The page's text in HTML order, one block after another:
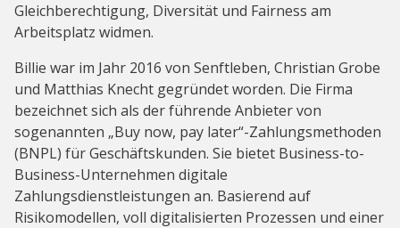
Gleichberechtigung, Diversität und Fairness am
Arbeitsplatz widmen.
Billie war im Jahr 2016 von Senftleben, Christian Grobe
und Matthias Knecht gegründet worden. Die Firma
bezeichnet sich als der führende Anbieter von
sogenannten „Buy now, pay later“-Zahlungsmethoden
(BNPL) für Geschäftskunden. Sie bietet Business-to-
Business-Unternehmen digitale
Zahlungsdienstleistungen an. Basierend auf
Risikomodellen, voll digitalisierten Prozessen und einer